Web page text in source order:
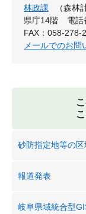
林政課
（森林
県庁14階
電
FAX：058-278-
メールでのお問
砂防指定地等の区
報道発表
岐阜県域統合型